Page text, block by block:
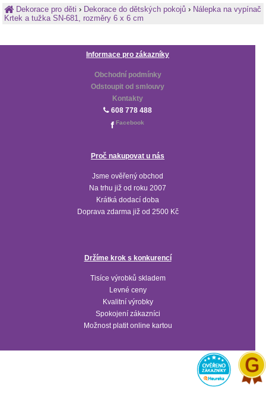
Dekorace pro děti› Dekorace do dětských pokojů › Nálepka na vypínač
Krtek a tužka SN-681, rozměry 6 x 6 cm
Informace pro zákazníky
Obchodní podmínky
Odstoupit od smlouvy
Kontakty
608 778 488
Facebook
Proč nakupovat u nás
Jsme ověřený obchod
Na trhu již od roku 2007
Krátká dodací doba
Doprava zdarma již od 2500 Kč
Držíme krok s konkurencí
Tisíce výrobků skladem
Levné ceny
Kvalitní výrobky
Spokojení zákazníci
Možnost platit online kartou